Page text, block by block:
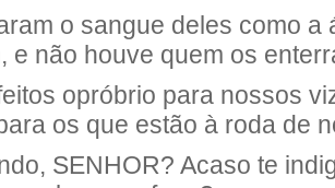
o sangue deles como a
e não houve quem os
opróbrio para nossos
os que estão à roda de
SENHOR? Acaso te